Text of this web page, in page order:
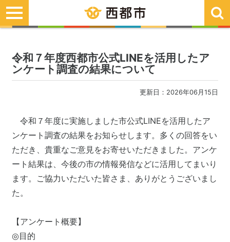
toggle
navigation
令和７年度西都市公式LINEを活用したア
ンケート調査の結果について
更新日：2026年06月15日
令和７年度に実施しました市公式LINEを活用したア
ンケート調査の結果をお知らせします。多くの回答をい
ただき、貴重なご意見をお寄せいただきました。アンケ
ート結果は、今後の市の情報発信などに活用してまいり
ます。ご協力いただいた皆さま、ありがとうございまし
た。
【アンケート概要】
◎目的